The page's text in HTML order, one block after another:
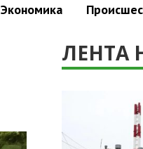
Экономика
ЛЕНТА